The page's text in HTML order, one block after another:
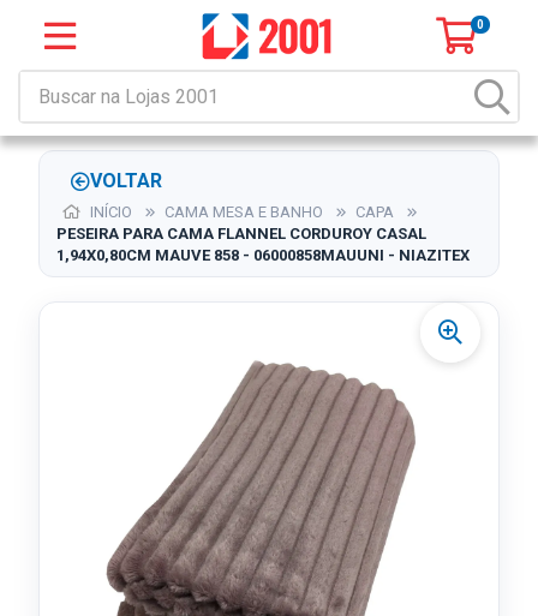
0
VOLTAR
INÍCIO CAMA MESA E BANHO
CAPA
PESEIRA PARA CAMA FLANNEL CORDUROY CASAL
1,94X0,80CM MAUVE 858 - 06000858MAUUNI - NIAZITEX